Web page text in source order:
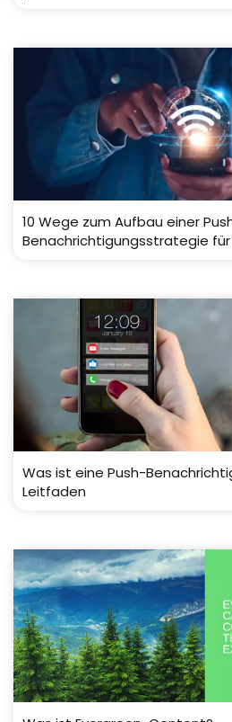
10 Wege zum Aufbau einer
Benachrichtigungsstrategie für
Was ist eine Push-
Leitfaden